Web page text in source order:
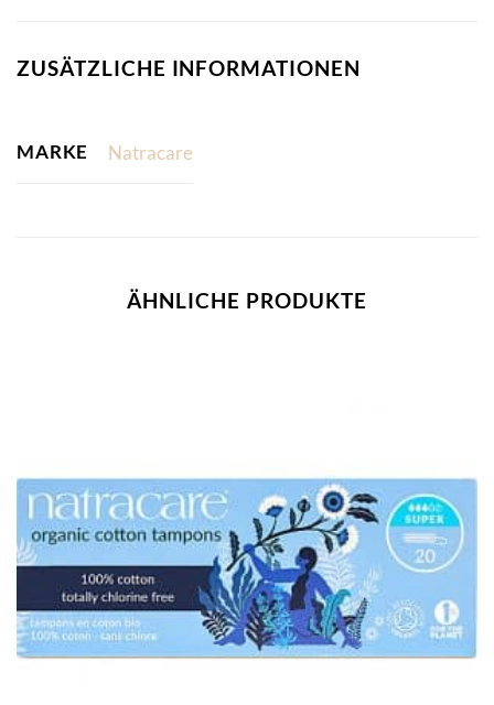
ZUSÄTZLICHE INFORMATIONEN
MARKE Natracare
ÄHNLICHE PRODUKTE